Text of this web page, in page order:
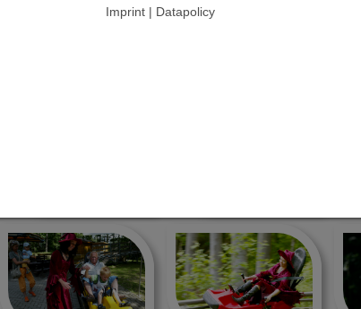
Imprint | Datapolicy